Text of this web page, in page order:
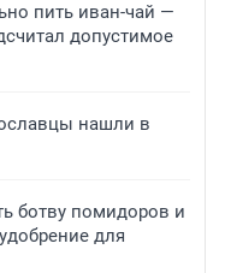
пить иван-чай —
допустимое
нашли в
ботву помидоров и
для